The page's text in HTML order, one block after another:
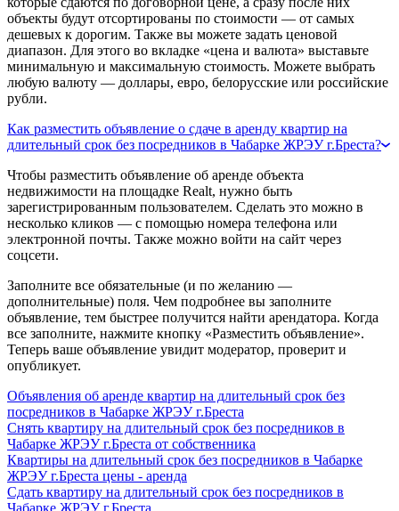
объекты будут отсортированы по стоимости — от самых
дешевых к дорогим. Также вы можете задать ценовой
диапазон. Для этого во вкладке «цена и валюта» выставьте
минимальную и максимальную стоимость. Можете выбрать
любую валюту — доллары, евро, белорусские или российские
рубли.
Как разместить объявление о сдаче в аренду квартир на
длительный срок без посредников в Чабарке ЖРЭУ г.Бреста?
Чтобы разместить объявление об аренде объекта
недвижимости на площадке Realt, нужно быть
зарегистрированным пользователем. Сделать это можно в
несколько кликов — с помощью номера телефона или
электронной почты. Также можно войти на сайт через
соцсети.
Заполните все обязательные (и по желанию —
дополнительные) поля. Чем подробнее вы заполните
объявление, тем быстрее получится найти арендатора. Когда
все заполните, нажмите кнопку «Разместить объявление».
Теперь ваше объявление увидит модератор, проверит и
опубликует.
Объявления об аренде квартир на длительный срок без
посредников в Чабарке ЖРЭУ г.Бреста
Снять квартиру на длительный срок без посредников в
Чабарке ЖРЭУ г.Бреста от собственника
Квартиры на длительный срок без посредников в Чабарке
ЖРЭУ г.Бреста цены - аренда
Сдать квартиру на длительный срок без посредников в
Чабарке ЖРЭУ г.Бреста